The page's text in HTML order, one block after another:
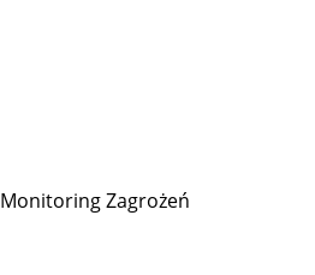
Monitoring Zagrożeń